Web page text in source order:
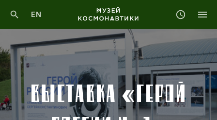
EN
ВЫСТАВКА «ГЕРОЙ